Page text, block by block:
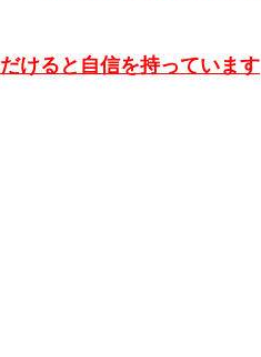
けると自信を持っています